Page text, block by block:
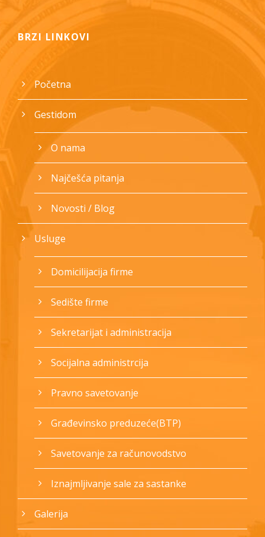
BRZI LINKOVI
Početna
Gestidom
O nama
Najčešća pitanja
Novosti / Blog
Usluge
Domicilijacija firme
Sedište firme
Sekretarijat i administracija
Socijalna administrcija
Pravno savetovanje
Građevinsko preduzeće(BTP)
Savetovanje za računovodstvo
Iznajmljivanje sale za sastanke
Galerija